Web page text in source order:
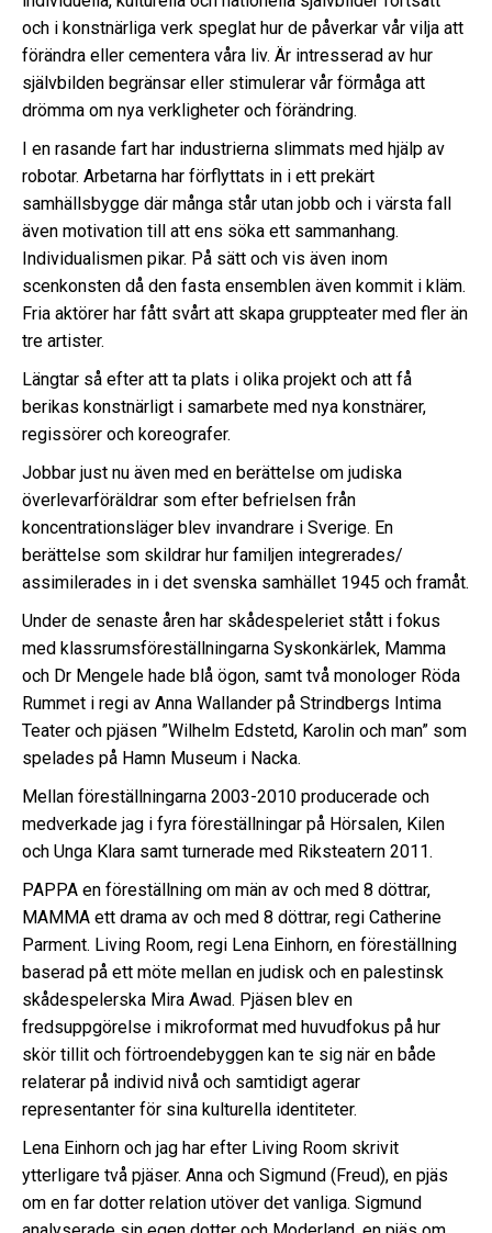
och i konstnärliga verk speglat hur de påverkar vår vilja att
förändra eller cementera våra liv. Är intresserad av hur
självbilden begränsar eller stimulerar vår förmåga att
drömma om nya verkligheter och förändring.
I en rasande fart har industrierna slimmats med hjälp av
robotar. Arbetarna har förflyttats in i ett prekärt
samhällsbygge där många står utan jobb och i värsta fall
även motivation till att ens söka ett sammanhang.
Individualismen pikar. På sätt och vis även inom
scenkonsten då den fasta ensemblen även kommit i kläm.
Fria aktörer har fått svårt att skapa gruppteater med fler än
tre artister.
Längtar så efter att ta plats i olika projekt och att få
berikas konstnärligt i samarbete med nya konstnärer,
regissörer och koreografer.
Jobbar just nu även med en berättelse om judiska
överlevarföräldrar som efter befrielsen från
koncentrationsläger blev invandrare i Sverige. En
berättelse som skildrar hur familjen integrerades/
assimilerades in i det svenska samhället 1945 och framåt.
Under de senaste åren har skådespeleriet stått i fokus
med klassrumsföreställningarna Syskonkärlek, Mamma
och Dr Mengele hade blå ögon, samt två monologer Röda
Rummet i regi av Anna Wallander på Strindbergs Intima
Teater och pjäsen ”Wilhelm Edstetd, Karolin och man” som
spelades på Hamn Museum i Nacka.
Mellan föreställningarna 2003-2010 producerade och
medverkade jag i fyra föreställningar på Hörsalen, Kilen
och Unga Klara samt turnerade med Riksteatern 2011.
PAPPA en föreställning om män av och med 8 döttrar,
MAMMA ett drama av och med 8 döttrar, regi Catherine
Parment. Living Room, regi Lena Einhorn, en föreställning
baserad på ett möte mellan en judisk och en palestinsk
skådespelerska Mira Awad. Pjäsen blev en
fredsuppgörelse i mikroformat med huvudfokus på hur
skör tillit och förtroendebyggen kan te sig när en både
relaterar på individ nivå och samtidigt agerar
representanter för sina kulturella identiteter.
Lena Einhorn och jag har efter Living Room skrivit
ytterligare två pjäser. Anna och Sigmund (Freud), en pjäs
om en far dotter relation utöver det vanliga. Sigmund